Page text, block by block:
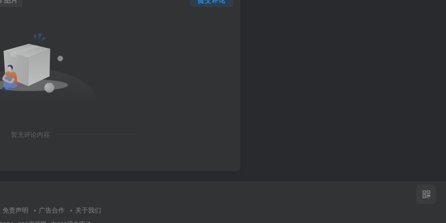
暂无评论内容
免责声明 广告合作 关于我们